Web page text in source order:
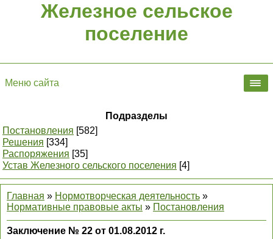
Железное сельское
поселение
Меню сайта
Подразделы
Постановления [582]
Решения [334]
Распоряжения [35]
Устав Железного сельского поселения [4]
Главная » Нормотворческая деятельность »
Нормативные правовые акты » Постановления
Заключение № 22 от 01.08.2012 г.